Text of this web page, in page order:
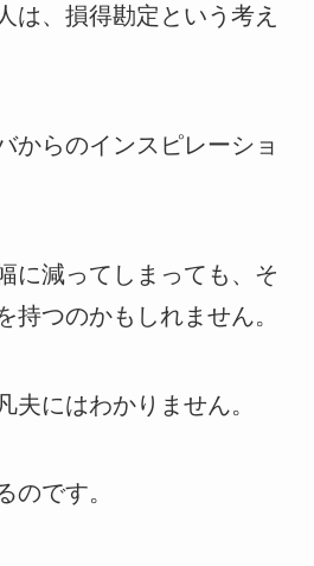
は、損得勘定という考え
からのインスピレーショ
に減ってしまっても、そ
持つのかもしれません。
夫にはわかりません。
のです。